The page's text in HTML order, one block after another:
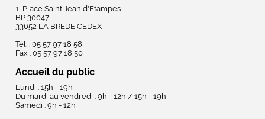
1, Place Saint Jean d'Etampes
BP 30047
33652 LA BREDE CEDEX
Tél. : 05 57 97 18 58
Fax : 05 57 97 18 50
Accueil du public
Lundi : 15h - 19h
Du mardi au vendredi : 9h - 12h / 15h - 19h
Samedi : 9h - 12h